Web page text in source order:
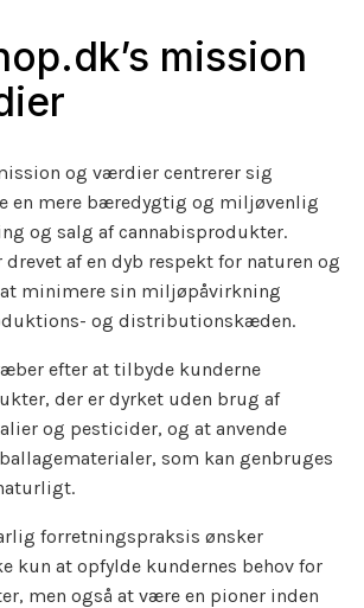
mission
og værdier centrerer sig
en mere bæredygtig og miljøvenlig
og salg af cannabisprodukter.
drevet af en dyb respekt for naturen og
minimere sin miljøpåvirkning
og distributionskæden.
efter at tilbyde kunderne
der er dyrket uden brug af
og pesticider, og at anvende
som kan genbruges
forretningspraksis ønsker
kun at opfylde kundernes behov for
men også at være en pioner inden